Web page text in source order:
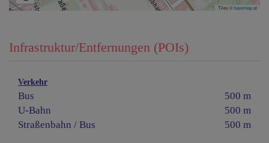
Tiles ©basemap.at
Infrastruktur/Entfernungen (POIs)
Verkehr
Bus
500 m
U-Bahn
500 m
Straßenbahn / Bus
500 m